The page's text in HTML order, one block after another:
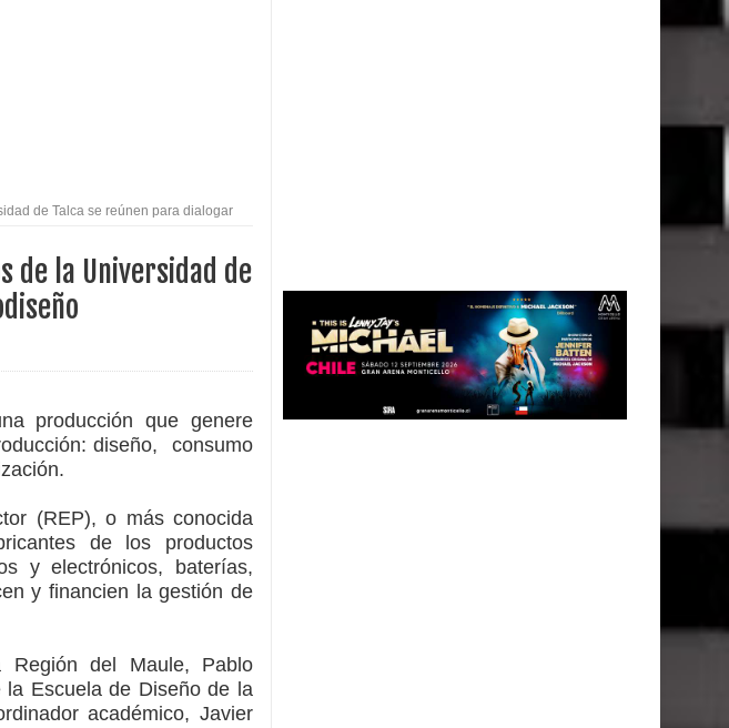
sociales en
por su
interactivas del
Entornos
para celebrar el
cerca de carpas
de Talca se reúnen para dialogar
de la Universidad de
producción que genere
diseño, consumo
(REP), o más conocida
de los productos
y electrónicos, baterías,
y financien la gestión de
del Maule, Pablo
Escuela de Diseño de la
académico, Javier